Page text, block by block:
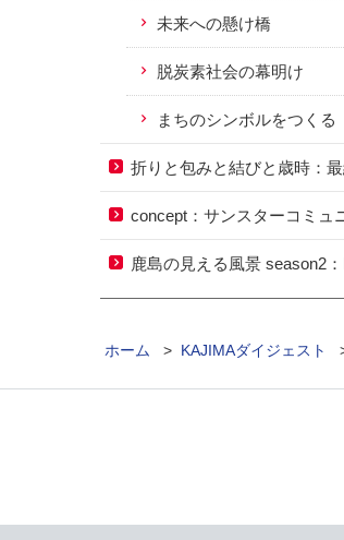
未来への懸け橋
脱炭素社会の幕明け
まちのシンボルをつくる
折りと包みと結びと歳時：
concept： サンスターコミュ
鹿島の見える風景 season2：
ホーム > KAJIMAダイジェスト